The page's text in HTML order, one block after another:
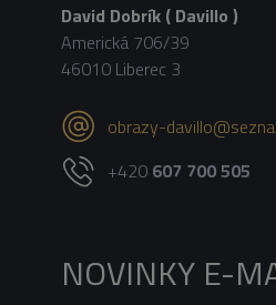
David Dobrík ( Davillo )
Americká 706/39
46010 Liberec 3
obrazy-
+420 607 700 505
NOVINKY E-